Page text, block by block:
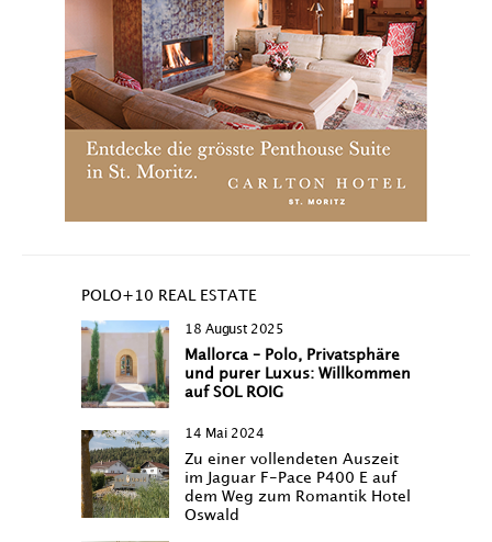
POLO+10 REAL ESTATE
18 August 2025
Mallorca – Polo, Privatsphäre
und purer Luxus: Willkommen
auf SOL ROIG
14 Mai 2024
Zu einer vollendeten Auszeit
im Jaguar F-Pace P400 E auf
dem Weg zum Romantik Hotel
Oswald